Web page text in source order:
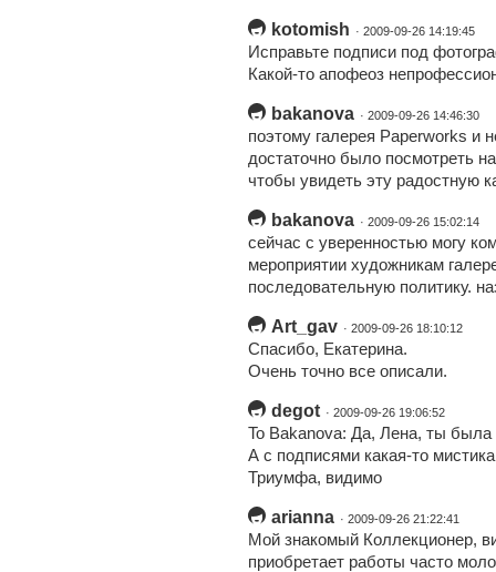
kotomish · 2009-09-26 14:19:45
Исправьте подписи под
Какой-то апофеоз
bakanova · 2009-09-26 14:46:30
поэтому галерея Paperworks и
достаточно было посмотреть
чтобы увидеть эту радостную
bakanova · 2009-09-26 15:02:14
сейчас с уверенностью могу
мероприятии художникам
последовательную политику.
Art_gav · 2009-09-26 18:10:12
Спасибо, Екатерина.
Очень точно все описали.
degot · 2009-09-26 19:06:52
To Bakanova: Да, Лена, ты была
А с подписями какая-то
Триумфа, видимо
arianna · 2009-09-26 21:22:41
Мой знакомый Коллекционер,
приобретает работы часто